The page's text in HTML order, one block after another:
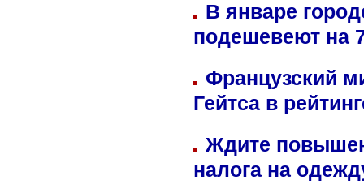
В январе
подешевеют на
Французский
Гейтса в
Ждите
налога на